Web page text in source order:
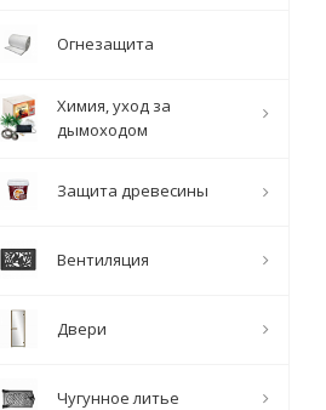
Огнезащита
Химия, уход за
дымоходом
Защита древесины
Вентиляция
Двери
Чугунное литье